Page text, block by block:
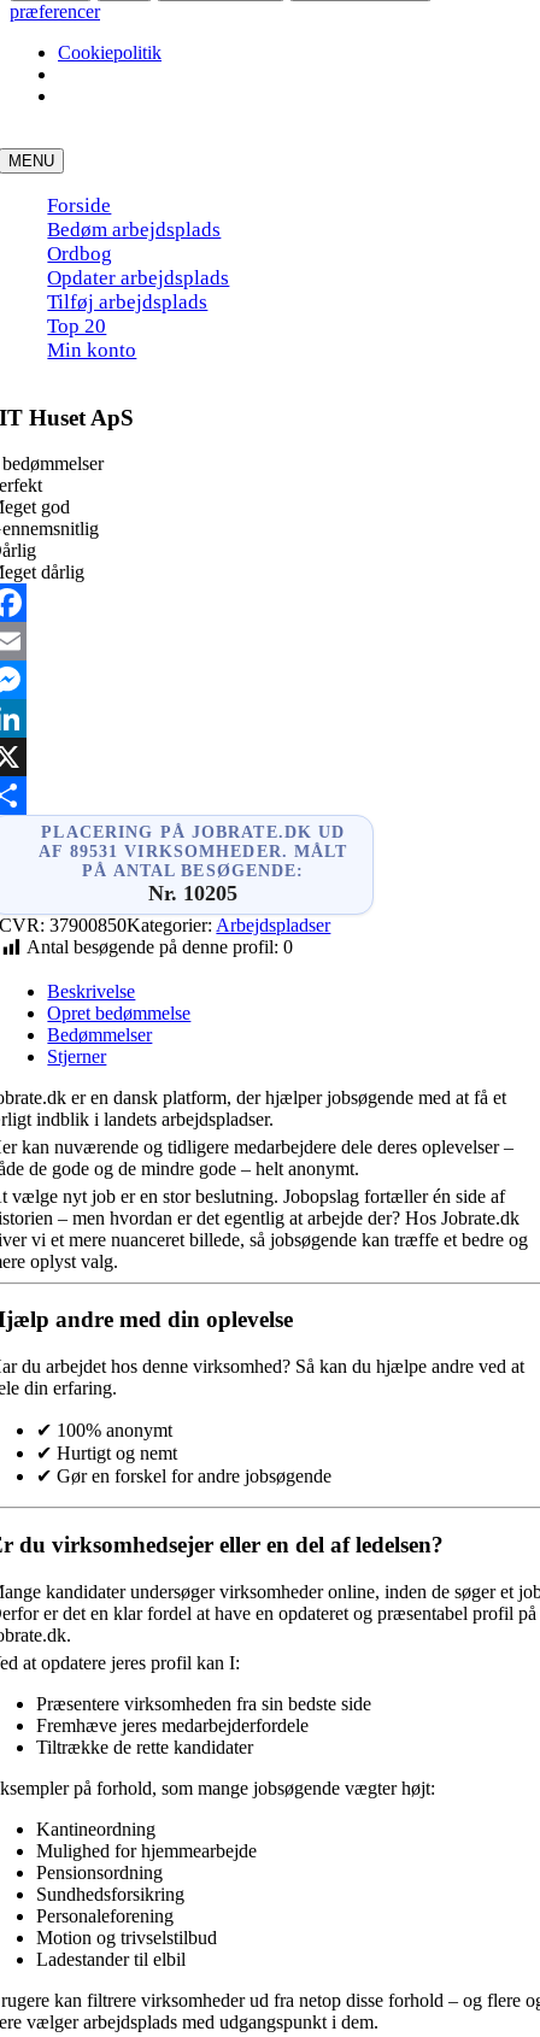
præferencer
Cookiepolitik
to
content
MENU
Forside
Bedøm arbejdsplads
Ordbog
Opdater arbejdsplads
Tilføj arbejdsplads
Top 20
Min konto
IT Huset ApS
god
dårlig
PLACERING PÅ JOBRATE.DK UD
AF 89531 VIRKSOMHEDER. MÅLT
PÅ ANTAL BESØGENDE:
Nr. 10205
CVR:37900850Kategorier: Arbejdspladser
Antal besøgende på denne profil: 0
Beskrivelse
Opret bedømmelse
Bedømmelser
Stjerner
er en dansk platform, der hjælper jobsøgende med at få et
indblik i landets arbejdspladser.
kan nuværende og tidligere medarbejdere dele deres oplevelser –
de gode og de mindre gode – helt anonymt.
vælge nyt job er en stor beslutning. Jobopslag fortæller én side af
– men hvordan er det egentlig at arbejde der? Hos Jobrate.dk
vi et mere nuanceret billede, så jobsøgende kan træffe et bedre og
oplyst valg.
andre med din oplevelse
du arbejdet hos denne virksomhed? Så kan du hjælpe andre ved at
din erfaring.
✔ 100% anonymt
✔ Hurtigt og nemt
✔ Gør en forskel for andre jobsøgende
du virksomhedsejer eller en del af ledelsen?
kandidater undersøger virksomheder online, inden de søger et
er det en klar fordel at have en opdateret og præsentabel profil på
at opdatere jeres profil kan I:
Præsentere virksomheden fra sin bedste side
Fremhæve jeres medarbejderfordele
Tiltrække de rette kandidater
på forhold, som mange jobsøgende vægter højt:
Kantineordning
Mulighed for hjemmearbejde
Pensionsordning
Sundhedsforsikring
Personaleforening
Motion og trivselstilbud
Ladestander til elbil
kan filtrere virksomheder ud fra netop disse forhold – og flere
vælger arbejdsplads med udgangspunkt i dem.